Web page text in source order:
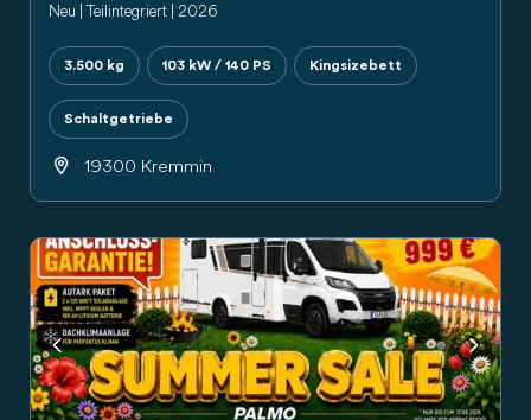
Neu | Teilintegriert | 2026
3.500 kg 103 kW / 140 PS Kingsizebett
Schaltgetriebe
19300 Kremmin
Previous Next